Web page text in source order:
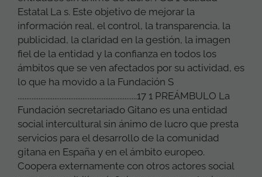
Estatal La s. Este objetivo de mejorar la
información real, el control, la transparencia, la
publicidad, la claridad en la gestión, la imagen
fiel de la entidad y la confianza en todos los
ámbitos que se ven afectados por su actividad, es
lo que ha movido a la Fundación S
....................................................................17 1 PREÁMBULO La
Fundación secretariado Gitano es una entidad
social intercultural sin ánimo de lucro que presta
servicios para el desarrollo de la comunidad
gitana en España y en el ámbito europeo.
Coopera externamente con otros actores social